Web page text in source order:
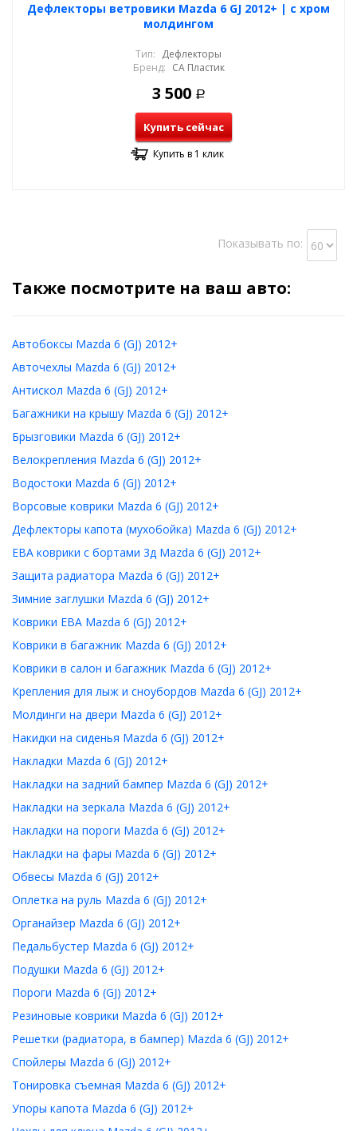
Дефлекторы ветровики Mazda 6 GJ 2012+ | с хром
молдингом
Тип: Дефлекторы
Бренд: СА Пластик
3 500 Р
Купить сейчас
Купить в 1 клик
Показывать по:
Также посмотрите на ваш авто:
Автобоксы Mazda 6 (GJ) 2012+
Авточехлы Mazda 6 (GJ) 2012+
Антискол Mazda 6 (GJ) 2012+
Багажники на крышу Mazda 6 (GJ) 2012+
Брызговики Mazda 6 (GJ) 2012+
Велокрепления Mazda 6 (GJ) 2012+
Водостоки Mazda 6 (GJ) 2012+
Ворсовые коврики Mazda 6 (GJ) 2012+
Дефлекторы капота (мухобойка) Mazda 6 (GJ) 2012+
ЕВА коврики с бортами 3д Mazda 6 (GJ) 2012+
Защита радиатора Mazda 6 (GJ) 2012+
Зимние заглушки Mazda 6 (GJ) 2012+
Коврики ЕВА Mazda 6 (GJ) 2012+
Коврики в багажник Mazda 6 (GJ) 2012+
Коврики в салон и багажник Mazda 6 (GJ) 2012+
Крепления для лыж и сноубордов Mazda 6 (GJ) 2012+
Молдинги на двери Mazda 6 (GJ) 2012+
Накидки на сиденья Mazda 6 (GJ) 2012+
Накладки Mazda 6 (GJ) 2012+
Накладки на задний бампер Mazda 6 (GJ) 2012+
Накладки на зеркала Mazda 6 (GJ) 2012+
Накладки на пороги Mazda 6 (GJ) 2012+
Накладки на фары Mazda 6 (GJ) 2012+
Обвесы Mazda 6 (GJ) 2012+
Оплетка на руль Mazda 6 (GJ) 2012+
Органайзер Mazda 6 (GJ) 2012+
Педальбустер Mazda 6 (GJ) 2012+
Подушки Mazda 6 (GJ) 2012+
Пороги Mazda 6 (GJ) 2012+
Резиновые коврики Mazda 6 (GJ) 2012+
Решетки (радиатора, в бампер) Mazda 6 (GJ) 2012+
Спойлеры Mazda 6 (GJ) 2012+
Тонировка съемная Mazda 6 (GJ) 2012+
Упоры капота Mazda 6 (GJ) 2012+